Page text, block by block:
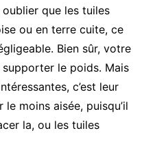
que les tuiles
ou en terre cuite, ce
Bien sûr, votre
le poids. Mais
c’est leur
le moins aisée, puisqu’il
la, ou les tuiles